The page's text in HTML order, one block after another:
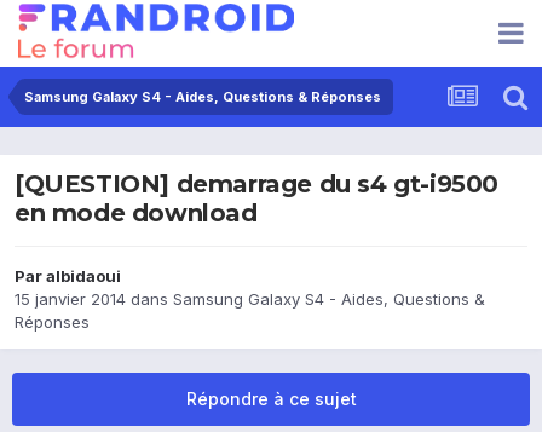
Samsung Galaxy S4 - Aides, Questions & Réponses
[QUESTION] demarrage du s4 gt-i9500
en mode download
Paralbidaoui
15 janvier 2014 dans Samsung Galaxy S4 - Aides, Questions &
Réponses
Répondre à ce sujet